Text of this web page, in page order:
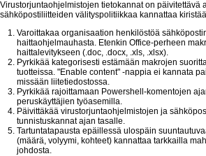
Virustorjuntaohjelmistojen tietokannat on päivitettävä
sähköpostiliitteiden välityspolitiikkaa kannattaa
Varoittakaa organisaation henkilöstöä
haittaohjelmauhasta. Etenkin Office-perheen
haittalevitykseen (.doc, .docx, .xls, .xlsx).
Pyrkikää kategorisesti estämään makrojen
tuotteissa. "Enable content" -nappia ei kannata
missään liitetiedostossa.
Pyrkikää rajoittamaan Powershell-komentojen
peruskäyttäjien työasemilla.
Päivittäkää virustorjuntaohjelmistojen ja
tunnistuskannat ajan tasalle.
Tartuntatapausta epäillessä ulospäin
(määrä, volyymi, kohteet) kannattaa tarkkailla
johdosta.